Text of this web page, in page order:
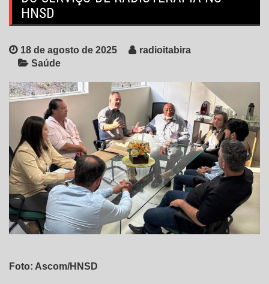
HNSD
18 de agosto de 2025
radioitabira
Saúde
Foto: Ascom/HNSD